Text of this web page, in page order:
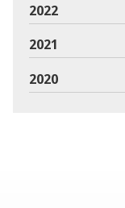
2022
2021
2020